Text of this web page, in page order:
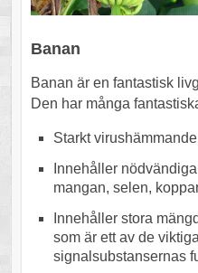
Banan
Banan är en fantastisk
Den har många
Starkt
Innehåller
mangan, selen,
Innehåller stora
som är ett av de
signalsubstansernas